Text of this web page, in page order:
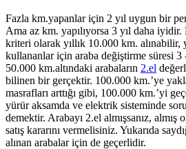
Fazla km.yapanlar için 2 yıl uygun bir
Ama az km. yapılıyorsa 3 yıl daha
kriteri olarak yıllık 10.000 km. alınabilir,
kullananlar için araba değiştirme süresi 3
50.000 km.altındaki arabaların 2.el
bilinen bir gerçektir. 100.000 km.’ye
masrafları arttığı gibi, 100.000 km.’yi
yürür aksamda ve elektrik sisteminde
demektir. Arabayı 2.el almışsanız,
satış kararını vermelisiniz. Yukarıda
alınan arabalar için de geçerlidir.